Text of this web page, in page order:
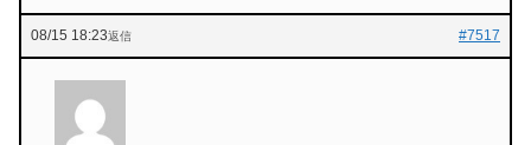
08/15 18:23 #7517
返信